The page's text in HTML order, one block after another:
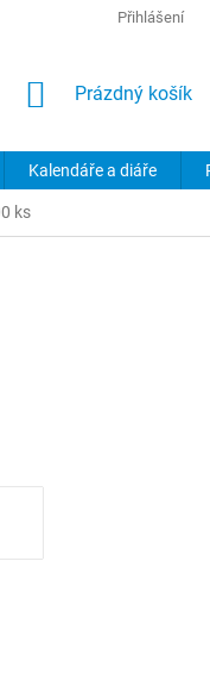
OSOBNÍCH ÚDAJŮ
Přihlášení
NÁKUPNÍ
Prázdný košík
Kalendáře a diáře
ks